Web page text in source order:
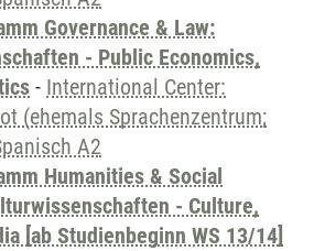
Governance & Law:
- Public Economics,
- International Center:
(ehemals Sprachenzentrum;
A2
Humanities & Social
- Culture,
[ab Studienbeginn WS 13/14]